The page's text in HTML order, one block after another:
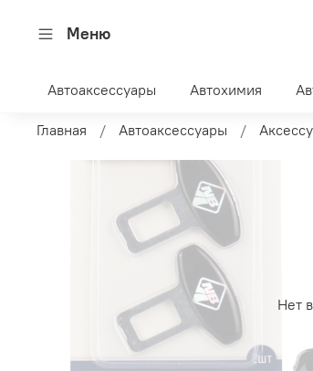
Меню
Автоаксессуары Автохимия
Главная Автоаксессуары
Нет